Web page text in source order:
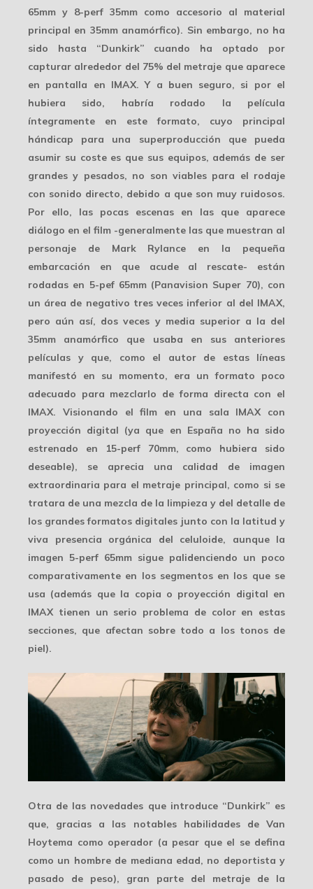
65mm y 8-perf 35mm como accesorio al material
principal en 35mm anamórfico). Sin embargo, no ha
sido hasta “Dunkirk” cuando ha optado por
capturar alrededor del 75% del metraje que aparece
en pantalla en IMAX. Y a buen seguro, si por el
hubiera sido, habría rodado la película
íntegramente en este formato, cuyo principal
hándicap para una superproducción que pueda
asumir su coste es que sus equipos, además de ser
grandes y pesados, no son viables para el rodaje
con sonido directo, debido a que son muy ruidosos.
Por ello, las pocas escenas en las que aparece
diálogo en el film -generalmente las que muestran al
personaje de Mark Rylance en la pequeña
embarcación en que acude al rescate- están
rodadas en 5-pef 65mm(Panavision Super 70), con
un área de negativo tres veces inferior al del IMAX,
pero aún así, dos veces y media superior a la del
35mm anamórfico que usaba en sus anteriores
películas y que, como el autor de estas líneas
manifestó en su momento, era un formato poco
adecuado para mezclarlo de forma directa con el
IMAX. Visionando el film en una sala IMAX con
proyección digital (ya que en España no ha sido
estrenado en 15-perf 70mm, como hubiera sido
deseable), se aprecia una calidad de imagen
extraordinaria para el metraje principal, como si se
tratara de una mezcla de la limpieza y del detalle de
los grandes formatos digitales junto con la latitud y
viva presencia orgánica del celuloide, aunque la
imagen 5-perf 65mm sigue palidenciendo un poco
comparativamente en los segmentos en los que se
usa (además que la copia o proyección digital en
IMAX tienen un serio problema de coloren estas
secciones, que afectan sobre todo a los tonos de
piel).
Otra de las novedades que introduce “Dunkirk” es
que, gracias a las notables habilidades de Van
Hoytema como operador (a pesar que el se defina
como un hombre de mediana edad, no deportista y
pasado de peso), gran parte del metraje de la